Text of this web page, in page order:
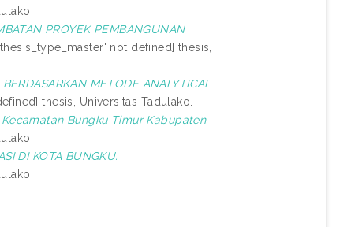
PROYEK PEMBANGUNAN
not defined] thesis,
METODE ANALYTICAL
thesis, Universitas Tadulako.
Bungku Timur Kabupaten.
DI KOTA BUNGKU.